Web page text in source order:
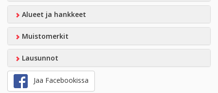
Alueet ja hankkeet
Muistomerkit
Lausunnot
Jaa Facebookissa